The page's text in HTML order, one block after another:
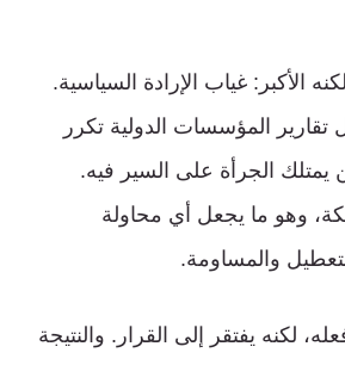
الأكبر: غياب الإرادة السياسية.
المؤسسات الدولية تكرر
الجرأة على السير فيه.
وهو ما يجعل أي محاولة
والمساومة.
لكنه يفتقر إلى القرار. والنتيجة